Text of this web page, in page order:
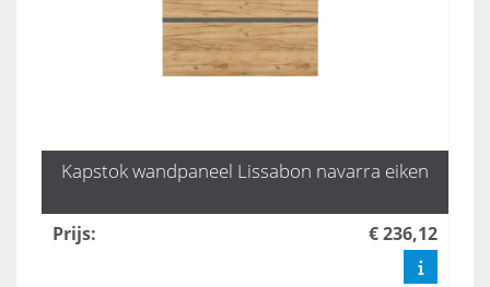
Kapstok wandpaneel Lissabon navarra eiken
Prijs: € 236,12